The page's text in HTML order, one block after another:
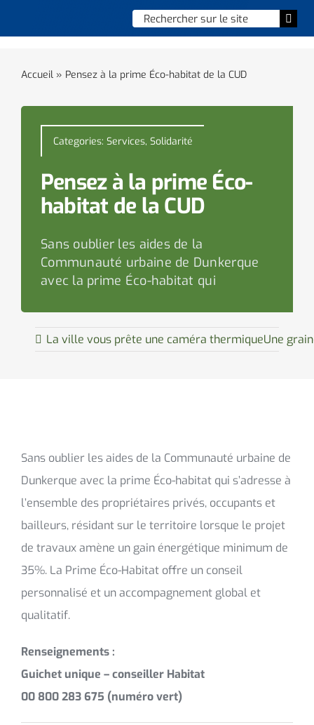
Chercher
:
Vie quotidienne
Enfance, jeunesse & sports
Culture et loisirs
Social & solidarité
Contacter le maire
Accueil» Pensez à la prime Éco-habitat de la CUD
Categories: Services, Solidarité
Pensez à la prime Éco-
habitat de la CUD
Sans oublier les aides de la
Communauté urbaine de Dunkerque
avec la prime Éco-habitat qui
La ville vous prête une caméra thermiqueUne
Sans oublier les aides de la Communauté urbaine de
Dunkerque avec la prime Éco-habitat qui s’adresse à
l’ensemble des propriétaires privés, occupants et
bailleurs, résidant sur le territoire lorsque le projet
de travaux amène un gain énergétique minimum de
35%. La Prime Éco-Habitat offre un conseil
personnalisé et un accompagnement global et
qualitatif.
Renseignements :
Guichet unique – conseiller Habitat
00 800 283 675 (numéro vert)